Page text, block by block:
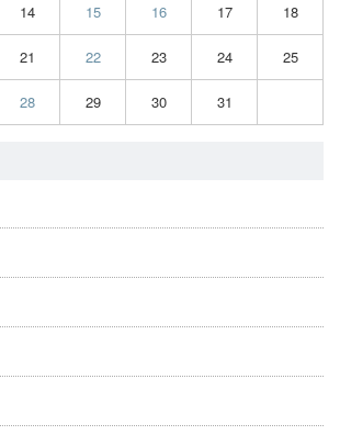
14 15 16 17 18
21 22 23 24 25
28 29 30 31